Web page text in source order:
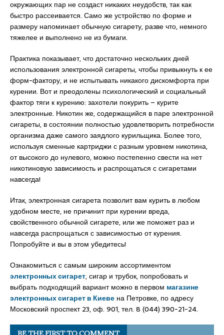
окружающих пар не создаст никаких неудобств, так как
быстро рассеивается. Само же устройство по форме и
размеру напоминает обычную сигарету, разве что, немного
тяжелее и выполнено не из бумаги.
Практика показывает, что достаточно нескольких дней
использования электронной сигареты, чтобы привыкнуть к ее
форм-фактору, и не испытывать никакого дискомфорта при
курении. Вот и преодолены психологический и социальный
фактор тяги к курению: захотели покурить – курите
электронные. Никотин же, содержащийся в паре электронной
сигареты, в состоянии полностью удовлетворить потребности
организма даже самого заядлого курильщика. Более того,
используя сменные картриджи с разным уровнем никотина,
от высокого до нулевого, можно постепенно свести на нет
никотиновую зависимость и распрощаться с сигаретами
навсегда!
Итак, электронная сигарета позволит вам курить в любом
удобном месте, не причинит при курении вреда,
свойственного обычной сигарете, или же поможет раз и
навсегда распрощаться с зависимостью от курения.
Попробуйте и вы в этом убедитесь!
Ознакомиться с самым широким ассортиментом
электронных сигарет, сигар и трубок, попробовать и
выбрать подходящий вариант можно в первом магазине
электронных сигарет в Киеве на Петровке, по адресу
Московский проспект 23, оф. 901, тел. 8 (044) 390-21-24.